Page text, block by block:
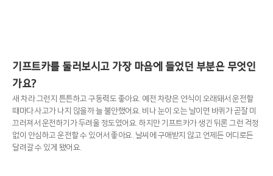
기프트카를 둘러보시고 가장 마음에 들었던 부분은 무엇인
가요?
새 차라 그런지 튼튼하고 구동력도 좋아요. 예전 차량은 연식이 오래돼서 운전할
때마다 사고가 나지 않을까 늘 불안했어요. 비나 눈이 오는 날이면 바퀴가 곧잘 미
끄러져서 운전하기가 두려울 정도였어요. 하지만 기프트카가 생긴 뒤론 그런 걱정
없이 안심하고 운전할 수 있어서 좋아요. 날씨에 구애받지 않고 언제든 어디로든
달려갈 수 있게 됐어요.